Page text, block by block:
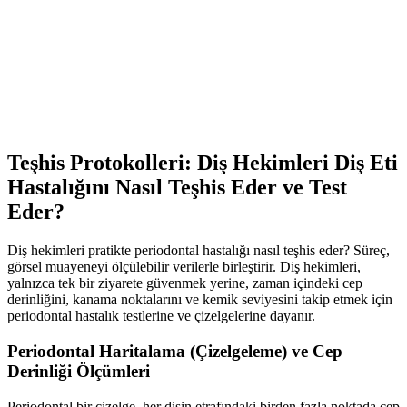
Teşhis Protokolleri: Diş Hekimleri Diş Eti
Hastalığını Nasıl Teşhis Eder ve Test
Eder?
Diş hekimleri pratikte periodontal hastalığı nasıl teşhis eder? Süreç,
görsel muayeneyi ölçülebilir verilerle birleştirir. Diş hekimleri,
yalnızca tek bir ziyarete güvenmek yerine, zaman içindeki cep
derinliğini, kanama noktalarını ve kemik seviyesini takip etmek için
periodontal hastalık testlerine ve çizelgelerine dayanır.
Periodontal Haritalama (Çizelgeleme) ve Cep
Derinliği Ölçümleri